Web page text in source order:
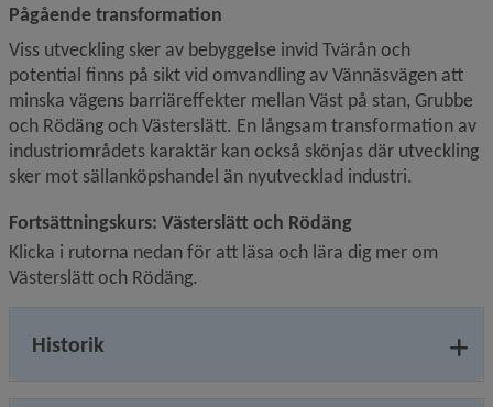
Pågående transformation
Viss utveckling sker av bebyggelse invid Tvärån och
potential finns på sikt vid omvandling av Vännäsvägen att
minska vägens barriäreffekter mellan Väst på stan, Grubbe
och Rödäng och Västerslätt. En långsam transformation av
industri­områdets karaktär kan också skönjas där utveckling
sker mot sällanköpshandel än nyutvecklad industri.
Fortsättningskurs: Västerslätt och Rödäng
Klicka i rutorna nedan för att läsa och lära dig mer om
Västerslätt och Rödäng.
Historik